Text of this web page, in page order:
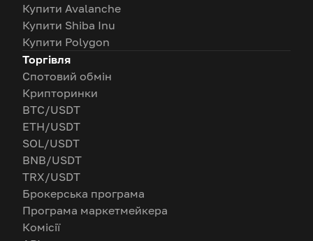
Купити Avalanche
Купити Shiba Inu
Купити Polygon
Торгівля
Спотовий обмін
Крипторинки
BTC/USDT
ETH/USDT
SOL/USDT
BNB/USDT
TRX/USDT
Брокерська програма
Програма маркетмейкера
Комісії